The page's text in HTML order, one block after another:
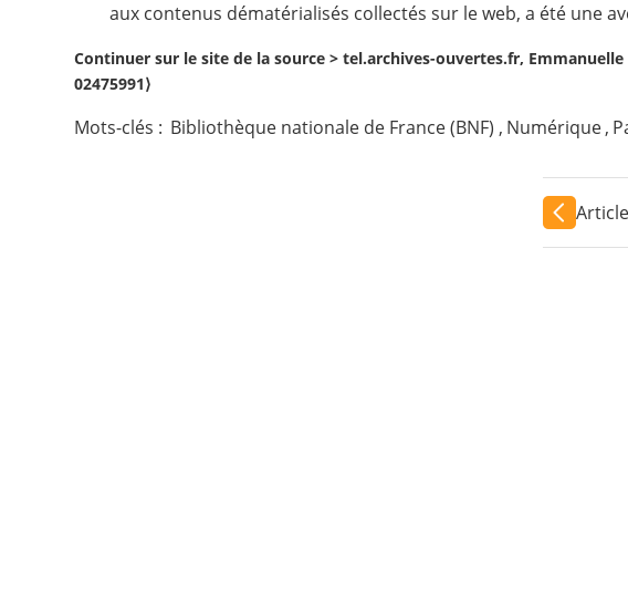
aux contenus dématérialisés collectés sur le web, a été une
Continuer sur le site de la source >tel.archives-ouvertes.fr, Emmanuelle
02475991⟩
Mots-clés : Bibliothèque nationale de France (BNF) , Numérique,